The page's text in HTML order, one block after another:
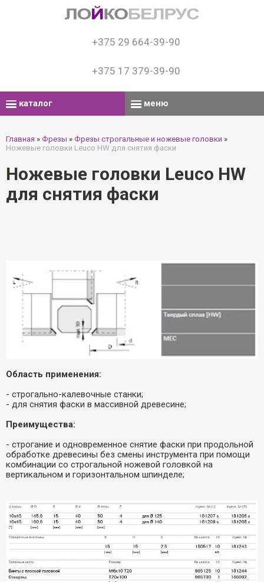
+375 29 664-39-90
+375 17 379-39-90
каталог меню
Главная » Фрезы » Фрезы строгальные и ножевые головки »
Ножевые головки Leuco HW для снятия фаски
Ножевые головки Leuco HW
для снятия фаски
Область применения:
- строгально-калевочные станки;
- для снятия фаски в массивной древесине;
Преимущества:
- строгание и одновременное снятие фаски при продольной
обработке древесины без смены инструмента при помощи
комбинации со строгальной ножевой головкой на
вертикальном и горизонтальном шпинделе;